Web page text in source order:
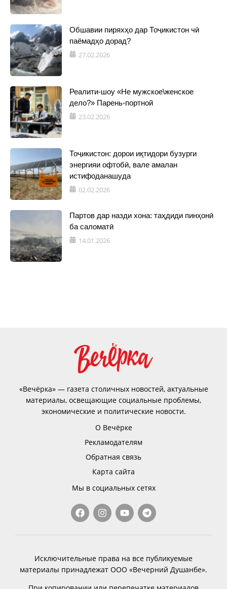
Обшавии пиряхҳо дар Тоҷикистон чӣ
паёмадҳо дорад?
27.02.2026
Реалити-шоу «Не мужское\женское
дело?» Парень-портной
23.02.2026
Тоҷикистон: дорои иқтидори бузурги
энергияи офтобӣ, вале амалан
истифоданашуда
02.02.2026
Партов дар назди хона: таҳдиди пинҳонӣ
ба саломатӣ
14.01.2026
«Вечёрка» — газета столичных новостей, актуальные
материалы, освещающие социальные проблемы,
экономические и политические новости.
О Вечёрке
Рекламодателям
Обратная связь
Карта сайта
Мы в социальных сетях
Исключительные права на все публикуемые
материалы принадлежат ООО «Вечерний Душанбе».